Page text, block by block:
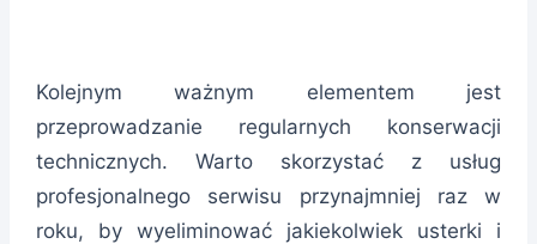
Kolejnym ważnym elementem jest
przeprowadzanie regularnych konserwacji
technicznych. Warto skorzystać z usług
profesjonalnego serwisu przynajmniej raz w
roku, by wyeliminować jakiekolwiek usterki i